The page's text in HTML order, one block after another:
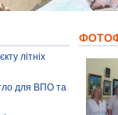
літніх
для ВПО та